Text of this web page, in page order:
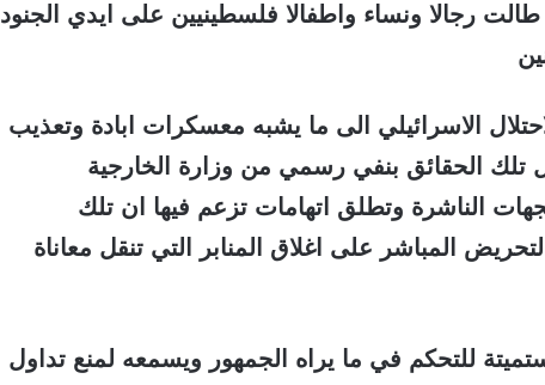
رجالا ونساء واطفالا فلسطينيين على ايدي الجنود
الاسرائيلي الى ما يشبه معسكرات ابادة وتعذيب
2023 حيث تقابل تلك الحقائق بنفي رسمي من وزارة الخارجية
الناشرة وتطلق اتهامات تزعم فيها ان تلك
المباشر على اغلاق المنابر التي تنقل معاناة
للتحكم في ما يراه الجمهور ويسمعه لمنع تداول